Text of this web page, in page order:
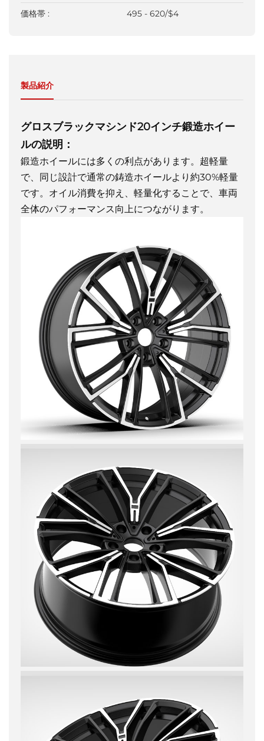
価格帯 : 495 - 620/$4
製品紹介
グロスブラックマシンド20インチ鍛造ホイー
ルの説明：
鍛造ホイールには多くの利点があります。超軽量
で、同じ設計で通常の鋳造ホイールより約30%軽量
です。オイル消費を抑え、軽量化することで、車両
全体のパフォーマンス向上につながります。